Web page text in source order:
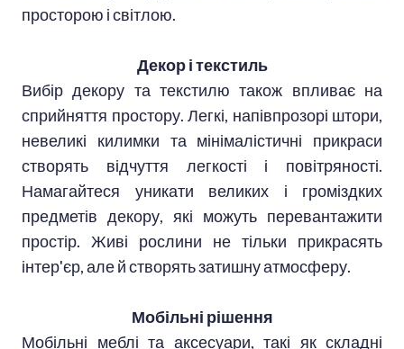
просторою і світлою.
Декор і текстиль
Вибір декору та текстилю також впливає на
сприйняття простору. Легкі, напівпрозорі штори,
невеликі килимки та мінімалістичні прикраси
створять відчуття легкості і повітряності.
Намагайтеся уникати великих і громіздких
предметів декору, які можуть перевантажити
простір. Живі рослини не тільки прикрасять
інтер'єр, але й створять затишну атмосферу.
Мобільні рішення
Мобільні меблі та аксесуари, такі як складні